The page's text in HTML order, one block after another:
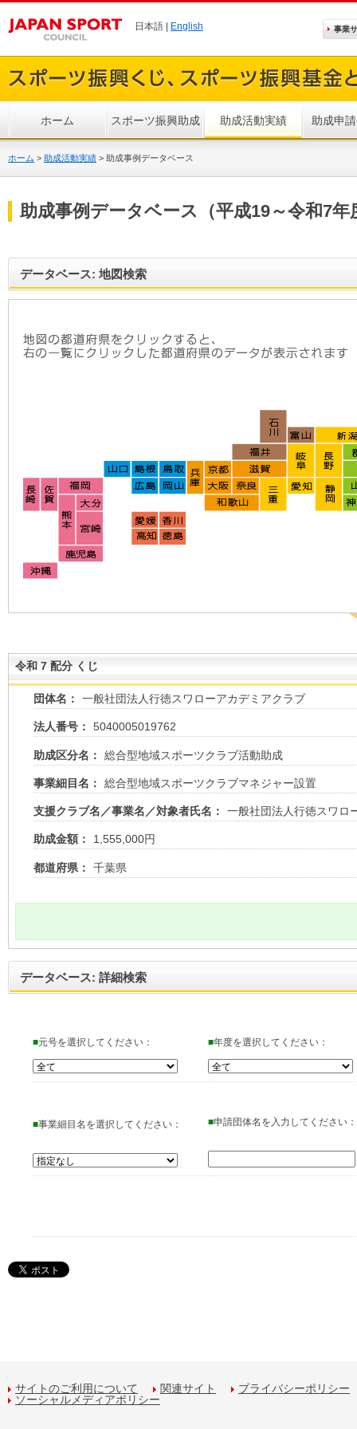
日本語 | English 事業
ホーム スポーツ振興助成 助成活動実績 助成申
ホーム > 助成活動実績 > 助成事例データベース
助成事例データベース（平成19～令和7年
データベース: 地図検索
令和 7 配分 くじ
団体名： 一般社団法人行徳スワローアカデミアクラブ
法人番号： 5040005019762
助成区分名： 総合型地域スポーツクラブ活動助成
事業細目名： 総合型地域スポーツクラブマネジャー設置
支援クラブ名／事業名／対象者氏名： 一般社団法人行徳スワロ
助成金額： 1,555,000円
都道府県： 千葉県
データベース: 詳細検索
■元号を選択してください： ■年度を選択してください：
■事業細目名を選択してください： ■申請団体名を入力してください：
サイトのご利用について 関連サイト
プライバシーポリシー
ソーシャルメディアポリシー